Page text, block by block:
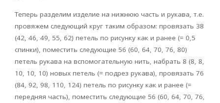
Теперь разделим изделие на нижнюю часть и рукава, т.е.
провяжем следующий круг таким образом: провязать 38
(42, 46, 49, 55, 62) петель по рисунку как и ранее (= 0,5
спинки), поместить следующие 56 (60, 64, 70, 76, 80)
петель рукава на вспомогательную нить, набрать 8 (8, 8,
10, 10, 10) новых петель (= подрез рукава), провязать 76
(84, 92, 98, 110, 124) петель по рисунку как и ранее (=
передняя часть), поместить следующие 56 (60, 64, 70, 76,